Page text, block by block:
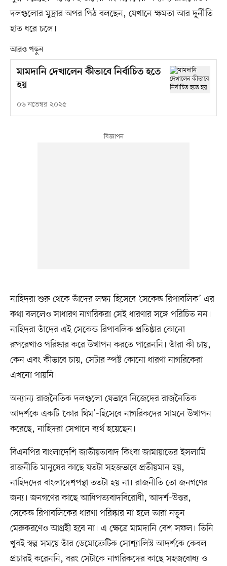
দলগুলোর মুদ্রার অপর পিঠ বলছেন, যেখানে ক্ষমতা আর দুর্নীতি
হাত ধরে চলে।
আরও পড়ুন
মামদানি দেখালেন কীভাবে নির্বাচিত হতে
হয়
০৬ নভেম্বর ২০২৫
নাহিদরা শুরু থেকে তাঁদের লক্ষ্য হিসেবে ‘সেকেন্ড রিপাবলিক’ এর
কথা বললেও সাধারণ নাগরিকরা সেই ধারণার সঙ্গে পরিচিত নন।
নাহিদরা তাঁদের এই সেকেন্ড রিপাবলিক প্রতিষ্ঠার কোনো
রূপরেখাও পরিষ্কার করে উত্থাপন করতে পারেননি। তাঁরা কী চায়,
কেন এবং কীভাবে চায়, সেটার স্পষ্ট কোনো ধারণা নাগরিকেরা
এখনো পায়নি।
অন্যান্য রাজনৈতিক দলগুলো যেভাবে নিজেদের রাজনৈতিক
আদর্শকে একটি ‘কোর থিম’-হিসেবে নাগরিকদের সামনে উত্থাপন
করেছে, নাহিদরা সেখানে ব্যর্থ হয়েছেন।
বিএনপির বাংলাদেশি জাতীয়তাবাদ কিংবা জামায়াতের ইসলামি
রাজনীতি মানুষের কাছে যতটা সহজভাবে প্রতীয়মান হয়,
নাহিদদের বাংলাদেশপন্থা ততটা হয় না। রাজনীতি তো জনগণের
জন্য। জনগণের কাছে আধিপত্যবাদবিরোধী, আদর্শ-উত্তর,
সেকেন্ড রিপাবলিকের ধারণা পরিষ্কার না হলে তারা নতুন
মেরুকরণেও আগ্রহী হবে না। এ ক্ষেত্রে মামদানি বেশ সফল। তিনি
খুবই স্বল্প সময়ে তাঁর ডেমোক্রেটিক সোশ্যালিস্ট আদর্শকে কেবল
প্রচারই করেননি, বরং সেটাকে নাগরিকদের কাছে সহজবোধ্য ও